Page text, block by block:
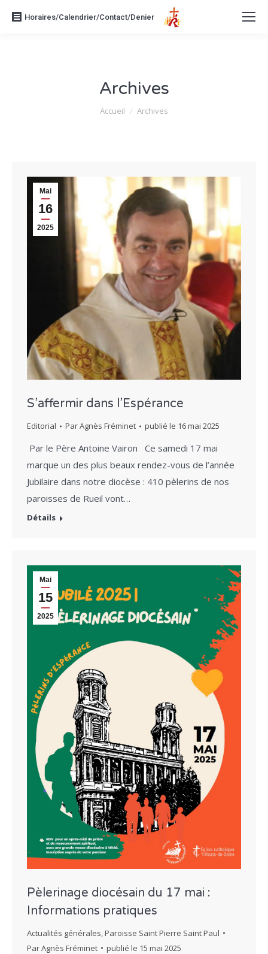
Horaires/Calendrier/Contact/Denier
Archives
Vous êtes ici :
Accueil Archives
Mai
16
2025
S’affermir dans l’Espérance
Editorial ParAgnès Fréminet publié le 16 mai 2025
Par le Père Antoine Vairon Ce samedi 17 mai
marque un des plus beaux rendez-vous de l’année
Jubilaire dans notre diocèse : 410 pèlerins de nos
paroisses de Rueil vont…
Détails
Mai
15
2025
Pèlerinage diocésain du 17 mai :
Informations pratiques
Actualités générales,Paroisse Saint Pierre Saint Paul
ParAgnès Fréminet publié le 15 mai 2025